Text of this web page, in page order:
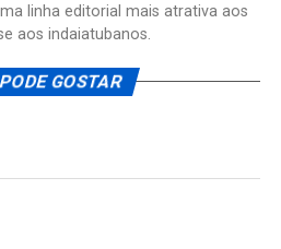
linha editorial mais atrativa aos
aos indaiatubanos.
GOSTAR